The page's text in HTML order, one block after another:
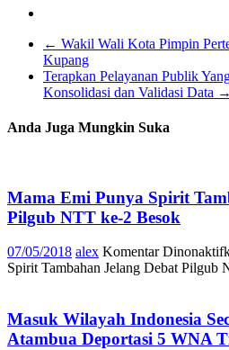
← Wakil Wali Kota Pimpin
Kupang
Terapkan Pelayanan Publik
Konsolidasi dan Validasi Data →
Anda Juga Mungkin Suka
Mama Emi Punya Spirit
Pilgub NTT ke-2 Besok
07/05/2018 alex Komentar
Spirit Tambahan Jelang Debat Pilgub
Masuk Wilayah Indonesia
Atambua Deportasi 5 WNA